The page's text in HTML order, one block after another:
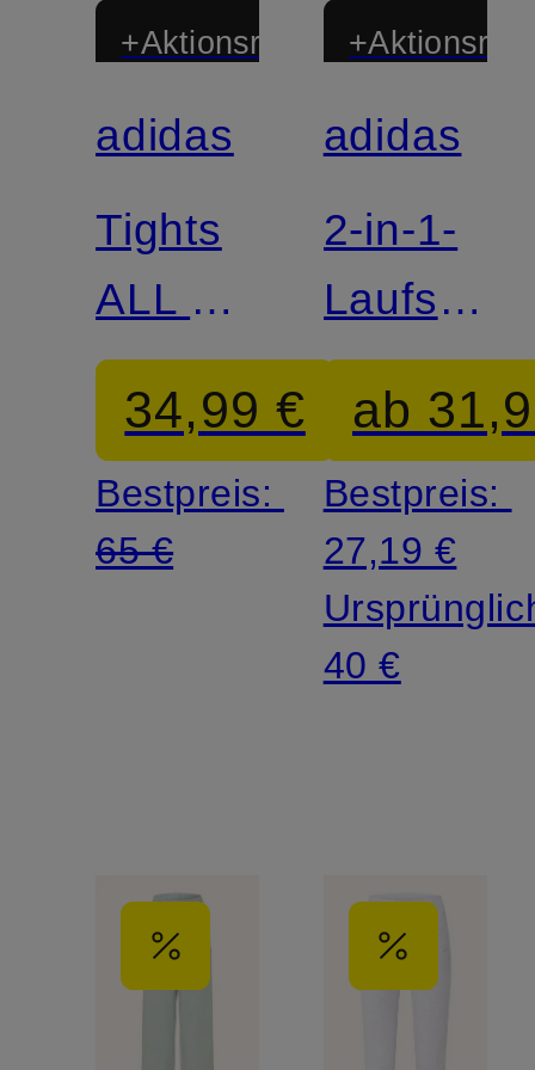
+Aktionsrabatt
Zertifiziert
adidas
Tights
ALL ME
FLARE
34,99 €
Bestpreis:
65 €
Zertifiziert
adidas
2-in-1-
ADI365
ab
Bestpreis:
27,19 €
40 €